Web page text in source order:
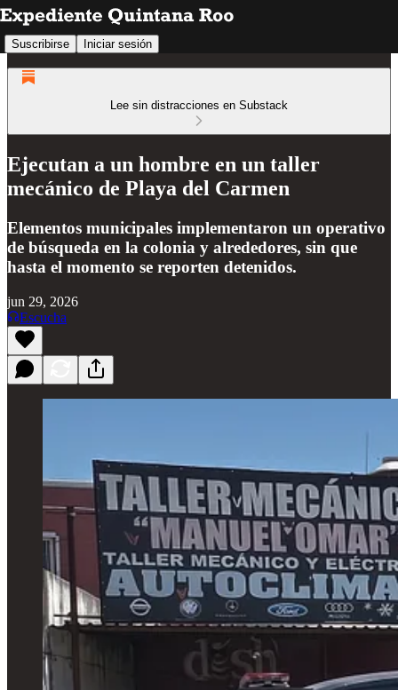
Suscribirse Iniciar sesión
Lee sin distracciones en Substack
Ejecutan a un hombre en un taller
mecánico de Playa del Carmen
Elementos municipales implementaron un operativo
de búsqueda en la colonia y alrededores, sin que
hasta el momento se reporten detenidos.
jun 29, 2026
Escucha